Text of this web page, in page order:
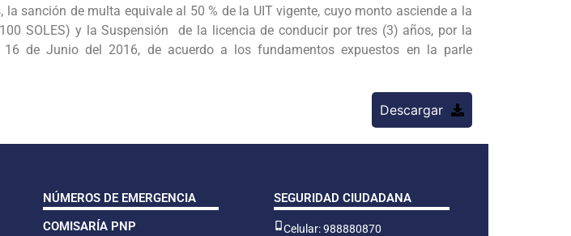
sanción de multa equivale al 50 % de la UIT vigente, cuyo monto asciende a la
SOLES) y la Suspensión de la licencia de conducir por tres (3) años, por la
de Junio del 2016, de acuerdo a los fundamentos expuestos en la parle
Descargar
NÚMEROS DE EMERGENCIA
COMISARÍA PNP
SEGURIDAD CIUDADANA
Celular: 988880870